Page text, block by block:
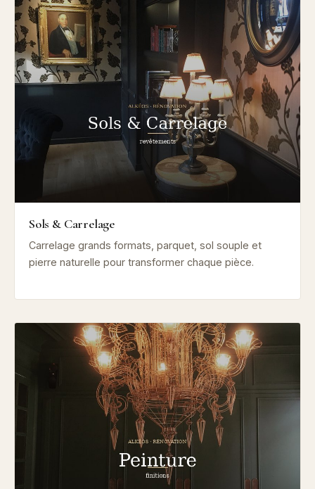
Sols & Carrelage
Carrelage grands formats, parquet, sol souple et
pierre naturelle pour transformer chaque pièce.